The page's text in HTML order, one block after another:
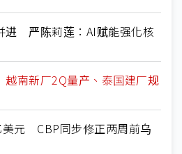
进 严陈莉莲：AI赋能强化核
南新厂2Q量产、泰国建厂规
元 CBP同步修正两周前乌